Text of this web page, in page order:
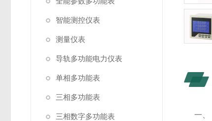
智能测控仪表
测量仪表
导轨多功能电力仪表
单相多功能表
三相多功能表
三相数字多功能表 一、